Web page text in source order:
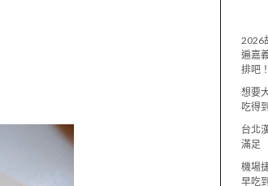
2026
遍嘉
排吧！
想要
吃得到
台北
滿足
機場
早吃